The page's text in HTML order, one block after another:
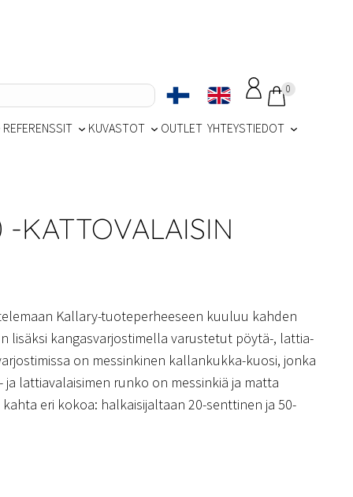
0
REFERENSSIT KUVASTOT OUTLET YHTEYSTIEDOT
-KATTOVALAISIN
Kallary-tuoteperheeseen kuuluu kahden
lisäksi kangasvarjostimella varustetut pöytä-, lattia-
on messinkinen kallankukka-kuosi, jonka
lattiavalaisimen runko on messinkiä ja matta
eri kokoa: halkaisijaltaan 20-senttinen ja 50-